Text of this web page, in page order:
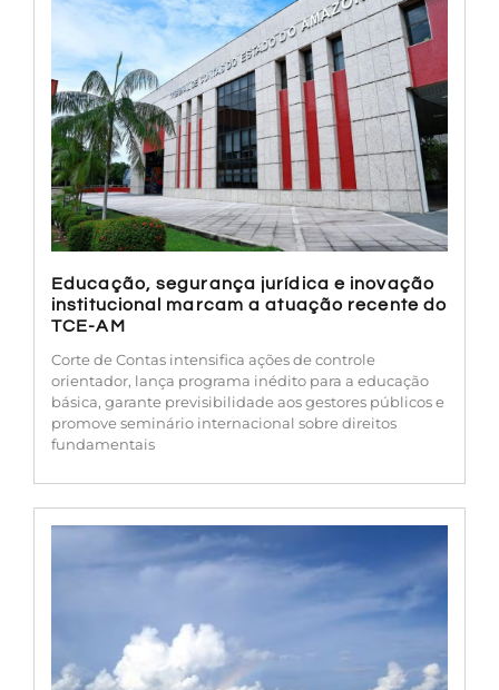
Educação, segurança jurídica e inovação
institucional marcam a atuação recente do
TCE-AM
Corte de Contas intensifica ações de controle
orientador, lança programa inédito para a educação
básica, garante previsibilidade aos gestores públicos e
promove seminário internacional sobre direitos
fundamentais